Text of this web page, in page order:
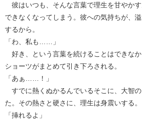
彼はいつも、そんな言葉で理生を甘やか
できなくなってしまう。彼への気持ちが、
するから。
「わ、私も……」
好き、という言葉を続けることはできな
ショーツがまとめて引き下ろされる。
「あぁ……！」
すでに熱くぬかるんでいるそこに、大智
た。その熱さと硬さに、理生は身震いする。
「挿れるよ」